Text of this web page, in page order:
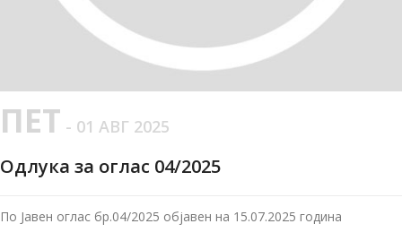
ПЕТ - 01 АВГ 2025
Одлука за оглас 04/2025
По Јавен оглас бр.04/2025 објавен на 15.07.2025 година